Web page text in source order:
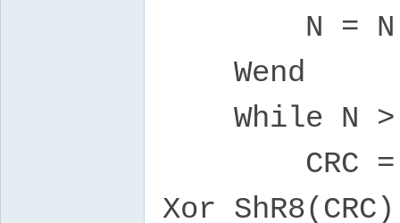
N = N
Wend
While N
CRC =
Xor ShR8(CRC)